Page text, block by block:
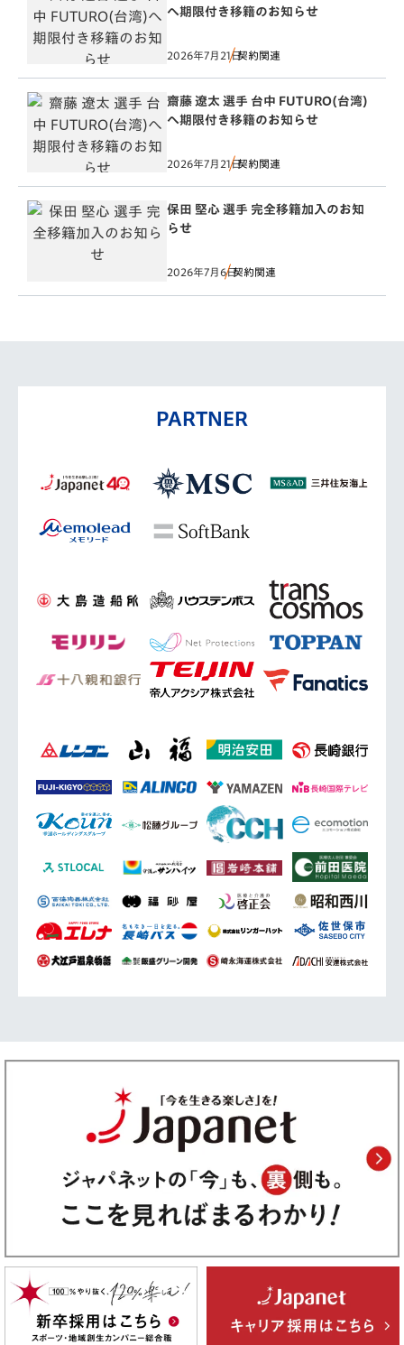
へ期限付き移籍のお知らせ
2026年7月21日契約関連
齋藤 遼太 選手 台中 FUTURO(台湾)
へ期限付き移籍のお知らせ
2026年7月21日契約関連
保田 堅心 選手 完全移籍加入のお知
らせ
2026年7月6日契約関連
PARTNER